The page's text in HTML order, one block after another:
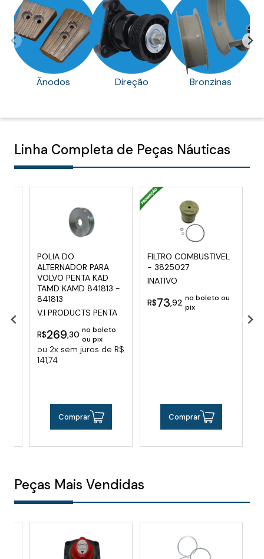
Ânodos Direção Bronzinas
Linha Completa de Peças Náuticas
POLIA DO
ALTERNADOR PARA
VOLVO PENTA KAD
TAMD KAMD 841813 -
841813
V.I PRODUCTS PENTA
R$269,30 no boleto
ou pix
ou 2x sem juros de R$
141,74
Comprar
FILTRO COMBUSTIVEL
- 3825027
INATIVO
R$73,92 no boleto ou
pix
Comprar
Peças Mais Vendidas